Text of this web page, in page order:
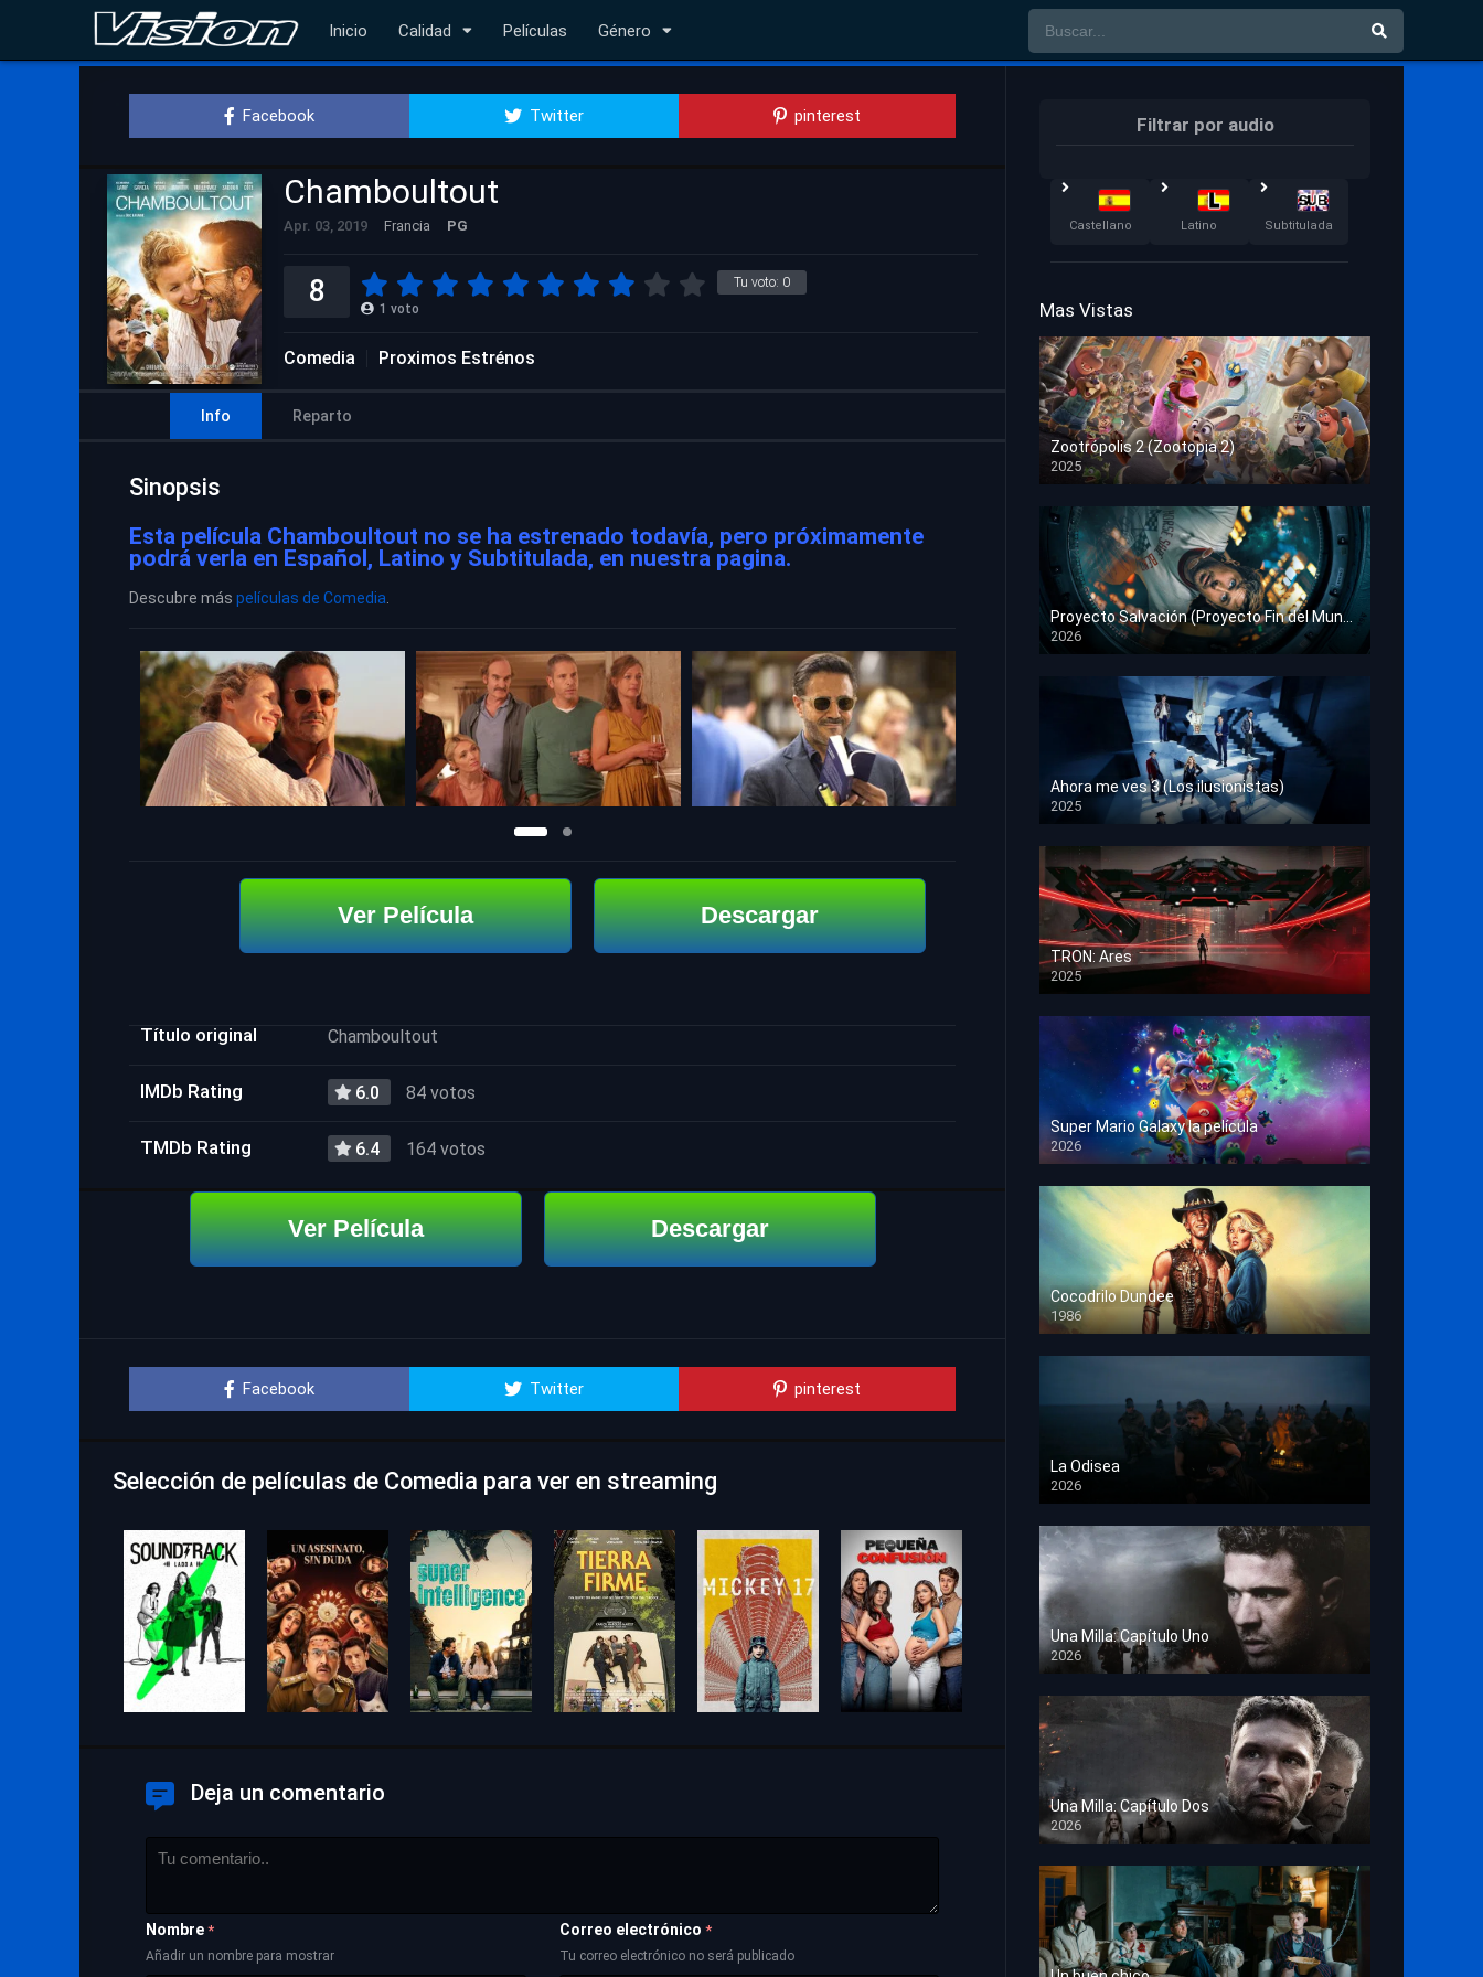
Inicio Calidad Películas Género
Facebook Twitter pinterest
Chamboultout
Apr. 03, 2019 Francia PG
Tu voto: 0
8 1 voto
Comedia Proximos Estrénos
Info Reparto
Sinopsis
Esta película Chamboultout no se ha estrenado todavía, pero próximamente
podrá verla en Español, Latino y Subtitulada, en nuestra pagina.
Descubre más películas de Comedia
Ver Película Descargar
Título original Chamboultout
IMDb Rating 6.0 84 votos
TMDb Rating 6.4 164 votos
Ver Película Descargar
Facebook Twitter pinterest
Selección de películas de Comedia para ver en streaming
Deja un comentario
Nombre *
Añadir un nombre para mostrar
Correo electrónico *
Tu correo electrónico no será publicado
Filtrar por audio
Castellano Latino Subtitulada
Mas Vistas
Zootrópolis 2 (Zootopia 2)
2025
HD 1080p
Proyecto Salvación (Proyecto Fin del Mundo)
2026
HD 1080p
Ahora me ves 3 (Los ilusionistas)
2025
HD 1080p
TRON: Ares
2025
HD 1080p
Super Mario Galaxy la película
2026
HD 1080p
Cocodrilo Dundee
1986
HD 1080p
La Odisea
2026
TS Screener
Una Milla: Capítulo Uno
2026
HD 1080p
Una Milla: Capítulo Dos
2026
HD 1080p